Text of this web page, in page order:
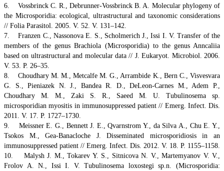
6. Vossbrinck C. R., Debrunner-Vossbrinck B. A. Molecular phylogeny of
the Microsporidia: ecological, ultrastructural and taxonomic considerations
// Folia Parasitol. 2005. V. 52. V. 131–142.
7. Franzen C., Nassonova E. S., Scholmerich J., Issi I. V. Transfer of the
members of the genus Brachiola (Microsporidia) to the genus Anncaliia
based on ultrastructural and molecular data // J. Eukaryot. Microbiol. 2006.
V. 53. P. 26–35.
8. Choudhary M. M., Metcalfe M. G., Arrambide K., Bern C., Visvesvara
G. S., Pieniazek N. J., Bandea R. D., DeLeon-Carnes M., Adem P.,
Choudhary M. M., Zaki S. R., Saeed M. U. Tubulinosema sp.
microsporidian myositis in immunosuppressed patient // Emerg. Infect. Dis.
2011. V. 17. P. 1727–1730.
9. Meissner E. G., Bennett J. E., Qvarnstrom Y., da Silva A., Chu E. Y.,
Tsokos M., Gea-Banacloche J. Disseminated microsporidiosis in an
immunosuppressed patient // Emerg. Infect. Dis. 2012. V. 18. P. 1155–1158.
10. Malysh J. M., Tokarev Y. S., Sitnicova N. V., Martemyanov V. V.,
Frolov A. N., Issi I. V. Tubulinosema loxostegi sp.n. (Microsporidia: